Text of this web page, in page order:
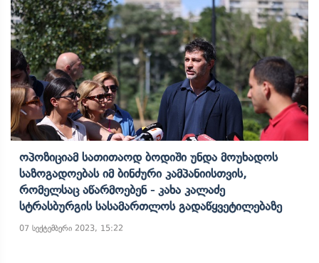
Ოპოზიციამ Სათითაოდ Ბოდიში Უნდა Მოუხადოს
Საზოგადოებას Იმ Ბინძური Კამპანიისთვის,
Რომელსაც Აწარმოებენ - Კახა Კალაძე
Სტრასბურგის Სასამართლოს Გადაწყვეტილებაზე
07 სექტემბერი 2023, 15:22